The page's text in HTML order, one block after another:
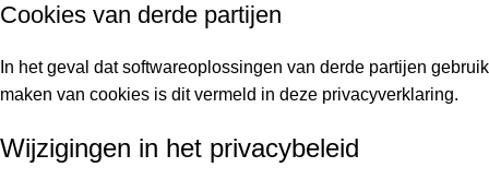
Cookies van derde partijen
In het geval dat softwareoplossingen van derde partijen gebruik
maken van cookies is dit vermeld in deze privacyverklaring.
Wijzigingen in het privacybeleid